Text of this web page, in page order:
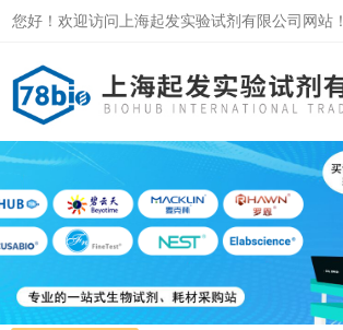
您好！欢迎访问上海起发实验试剂有限公司网站！